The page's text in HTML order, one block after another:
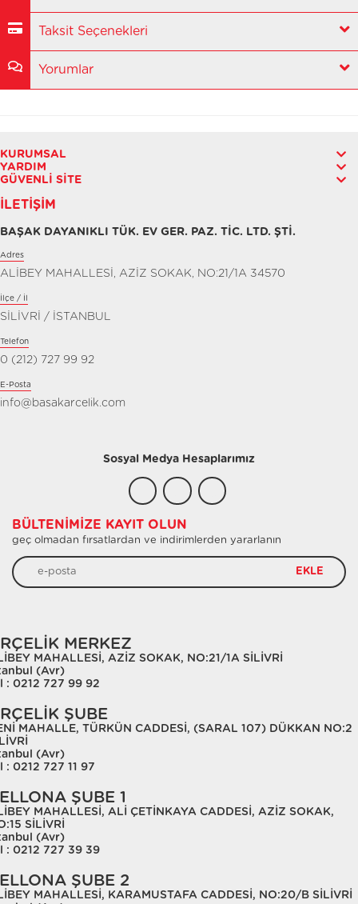
Taksit Seçenekleri
Yorumlar
KURUMSAL
YARDIM
GÜVENLI SITE
İLETIŞIM
BAŞAK DAYANIKLI TÜK. EV GER. PAZ. TİC. LTD. ŞTİ.
Adres
ALİBEY MAHALLESİ, AZİZ SOKAK, NO:21/1A 34570
İlçe / İl
SİLİVRİ / İSTANBUL
Telefon
0 (212) 727 99 92
E-Posta
info@basakarcelik.com
Sosyal Medya Hesaplarımız
BÜLTENIMIZE KAYIT OLUN
geç olmadan fırsatlardan ve indirimlerden yararlanın
EKLE
MERKEZ
MAHALLESİ, AZİZ SOKAK, NO:21/1A SİLİVRİ
(Avr)
: 0212 727 99 92
ŞUBE
MAHALLE, TÜRKÜN CADDESİ, (SARAL 107) DÜKKAN NO:2
(Avr)
: 0212 727 11 97
ŞUBE 1
MAHALLESİ, ALİ ÇETİNKAYA CADDESİ, AZİZ SOKAK,
SİLİVRİ
(Avr)
: 0212 727 39 39
ŞUBE 2
MAHALLESİ, KARAMUSTAFA CADDESİ, NO:20/B SİLİVRİ